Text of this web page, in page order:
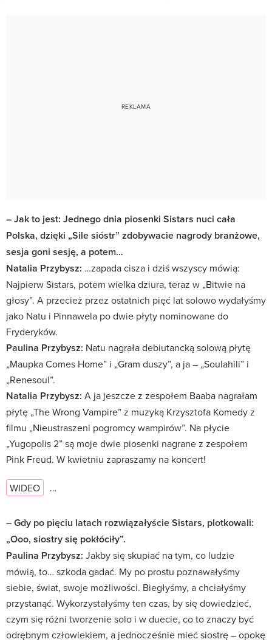
– Jak to jest: Jednego dnia piosenki Sistars nuci cała
Polska, dzięki „Sile sióstr” zdobywacie nagrody branżowe,
sesja goni sesję, a potem…
Natalia Przybysz: …zapada cisza i dziś wszyscy mówią:
Najpierw Sistars, potem wielka dziura, teraz w „Bitwie na
głosy”. A przecież przez ostatnich pięć lat solowo wydałyśmy
jako Natu i Pinnawela po dwie płyty nominowane do
Fryderyków.
Paulina Przybysz: Natu nagrała debiutancką solową płytę
„Maupka Comes Home” i „Gram duszy”, a ja – „Soulahili” i
„Renesoul”.
Natalia Przybysz: A ja jeszcze z zespołem Baaba nagrałam
płytę „The Wrong Vampire” z muzyką Krzysztofa Komedy z
filmu „Nieustraszeni pogromcy wampirów”. Na płycie
„Yugopolis 2” są moje dwie piosenki nagrane z zespołem
Pink Freud. W kwietniu zapraszamy na koncert!
WIDEO …
– Gdy po pięciu latach rozwiązałyście Sistars, plotkowali:
„Ooo, siostry się pokłóciły”.
Paulina Przybysz: Jakby się skupiać na tym, co ludzie
mówią, to… szkoda gadać. My po prostu poznawałyśmy
siebie, świat, swoje możliwości. Biegłyśmy, a chciałyśmy
przystanąć. Wykorzystałyśmy ten czas, by się dowiedzieć,
czym się różni tworzenie solo i w duecie, co to znaczy być
odrębnym człowiekiem, a jednocześnie mieć siostrę – opokę